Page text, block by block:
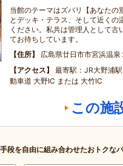
当館のテーマはズバリ【あなた
とデッキ・テラス、そして近くの
ください。私共は管理人として古
てお待ちしています。
住所
広島県廿日市市宮浜温
アクセス
最寄駅：JR大野浦
動車道 大野IC または 大竹IC
この施
段を自由に組み合わせたおトクな